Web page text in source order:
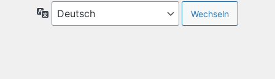
Sprache